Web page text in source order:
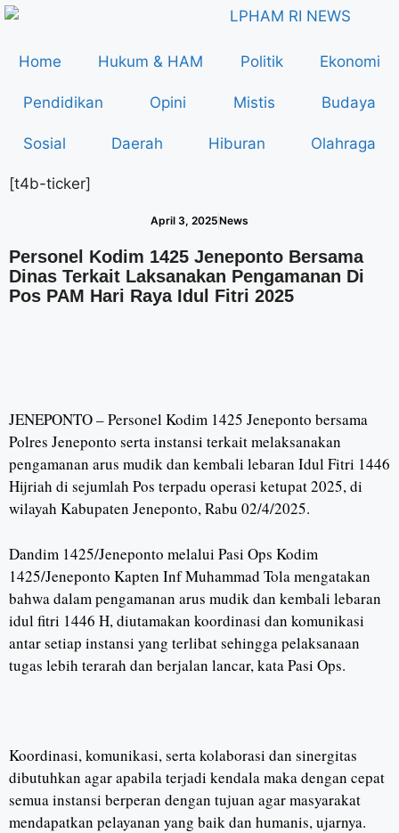
Home Hukum & HAM Politik Ekonomi
Pendidikan Opini Mistis Budaya
Sosial Daerah Hiburan Olahraga
[t4b-ticker]
April 3, 2025News
Personel Kodim 1425 Jeneponto Bersama
Dinas Terkait Laksanakan Pengamanan Di
Pos PAM Hari Raya Idul Fitri 2025
JENEPONTO – Personel Kodim 1425 Jeneponto bersama
Polres Jeneponto serta instansi terkait melaksanakan
pengamanan arus mudik dan kembali lebaran Idul Fitri 1446
Hijriah di sejumlah Pos terpadu operasi ketupat 2025, di
wilayah Kabupaten Jeneponto, Rabu 02/4/2025.
Dandim 1425/Jeneponto melalui Pasi Ops Kodim
1425/Jeneponto Kapten Inf Muhammad Tola mengatakan
bahwa dalam pengamanan arus mudik dan kembali lebaran
idul fitri 1446 H, diutamakan koordinasi dan komunikasi
antar setiap instansi yang terlibat sehingga pelaksanaan
tugas lebih terarah dan berjalan lancar, kata Pasi Ops.
Koordinasi, komunikasi, serta kolaborasi dan sinergitas
dibutuhkan agar apabila terjadi kendala maka dengan cepat
semua instansi berperan dengan tujuan agar masyarakat
mendapatkan pelayanan yang baik dan humanis, ujarnya.